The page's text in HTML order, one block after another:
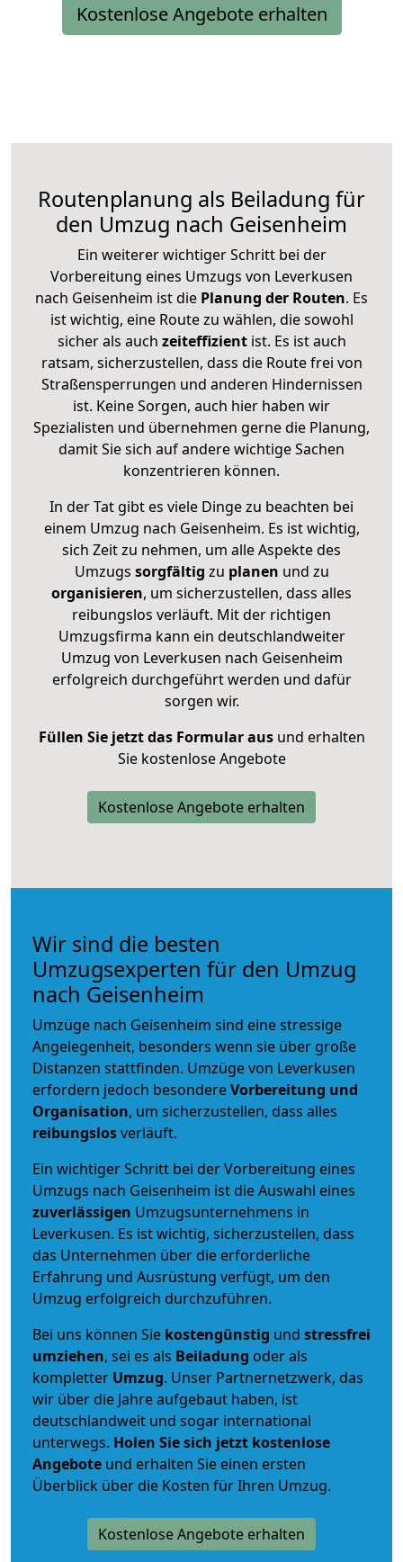
Kostenlose Angebote erhalten
Routenplanung als Beiladung für
den Umzug nach Geisenheim
Ein weiterer wichtiger Schritt bei der
Vorbereitung eines Umzugs von Leverkusen
nach Geisenheim ist die Planung der Routen. Es
ist wichtig, eine Route zu wählen, die sowohl
sicher als auch zeiteffizientist. Es ist auch
ratsam, sicherzustellen, dass die Route frei von
Straßensperrungen und anderen Hindernissen
ist. Keine Sorgen, auch hier haben wir
Spezialisten und übernehmen gerne die Planung,
damit Sie sich auf andere wichtige Sachen
konzentrieren können.
In der Tat gibt es viele Dinge zu beachten bei
einem Umzug nach Geisenheim. Es ist wichtig,
sich Zeit zu nehmen, um alle Aspekte des
Umzugs sorgfältig zu planen und zu
organisieren, um sicherzustellen, dass alles
reibungslos verläuft. Mit der richtigen
Umzugsfirma kann ein deutschlandweiter
Umzug von Leverkusen nach Geisenheim
erfolgreich durchgeführt werden und dafür
sorgen wir.
Füllen Sie jetzt das Formular ausund erhalten
Sie kostenlose Angebote
Kostenlose Angebote erhalten
Wir sind die besten
Umzugsexperten für den Umzug
nach Geisenheim
Umzüge nach Geisenheim sind eine stressige
Angelegenheit, besonders wenn sie über große
Distanzen stattfinden. Umzüge von Leverkusen
erfordern jedoch besondereVorbereitung und
Organisation, um sicherzustellen, dass alles
reibungslosverläuft.
Ein wichtiger Schritt bei der Vorbereitung eines
Umzugs nach Geisenheim ist die Auswahl eines
zuverlässigen Umzugsunternehmens in
Leverkusen. Es ist wichtig, sicherzustellen, dass
das Unternehmen über die erforderliche
Erfahrung und Ausrüstung verfügt, um den
Umzug erfolgreich durchzuführen.
Bei uns können Sie kostengünstig und stressfrei
umziehen, sei es als Beiladung oder als
kompletter Umzug. Unser Partnernetzwerk, das
wir über die Jahre aufgebaut haben, ist
deutschlandweit und sogar international
unterwegs. Holen Sie sich jetzt kostenlose
Angebote und erhalten Sie einen ersten
Überblick über die Kosten für Ihren Umzug.
Kostenlose Angebote erhalten